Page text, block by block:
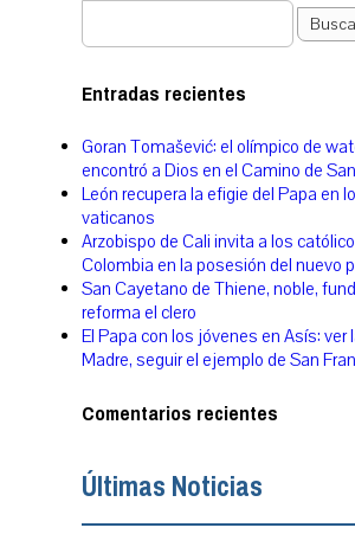
Entradas recientes
Goran Tomašević: el olímpico de
encontró a Dios en el Camino de
León recupera la efigie del Papa en
vaticanos
Arzobispo de Cali invita a los
Colombia en la posesión del nuevo
San Cayetano de Thiene, noble,
reforma el clero
El Papa con los jóvenes en Asís: ver
Madre, seguir el ejemplo de San
Comentarios recientes
Últimas Noticias